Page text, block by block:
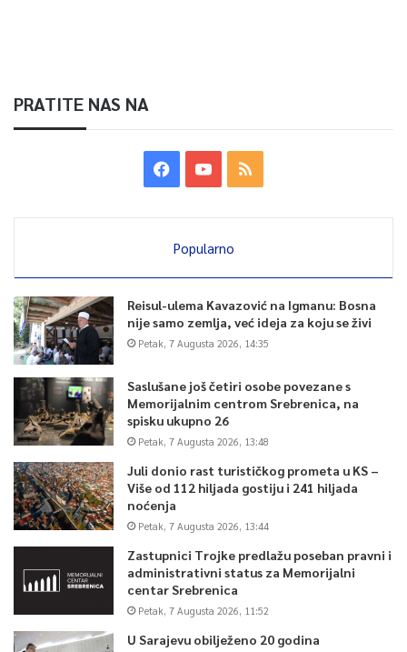
PRATITE NAS NA
Popularno
Reisul-ulema Kavazović na Igmanu: Bosna
nije samo zemlja, već ideja za koju se živi
Petak, 7 Augusta 2026, 14:35
Saslušane još četiri osobe povezane s
Memorijalnim centrom Srebrenica, na
spisku ukupno 26
Petak, 7 Augusta 2026, 13:48
Juli donio rast turističkog prometa u KS –
Više od 112 hiljada gostiju i 241 hiljada
noćenja
Petak, 7 Augusta 2026, 13:44
Zastupnici Trojke predlažu poseban pravni i
administrativni status za Memorijalni
centar Srebrenica
Petak, 7 Augusta 2026, 11:52
U Sarajevu obilježeno 20 godina